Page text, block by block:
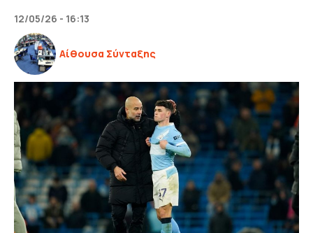
12/05/26 - 16:13
Αίθουσα Σύνταξης